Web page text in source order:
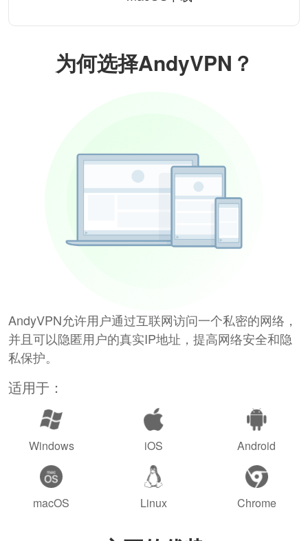
为何选择AndyVPN？
AndyVPN允许用户通过互联网访问一个私密的网络，
并且可以隐匿用户的真实IP地址，提高网络安全和隐
私保护。
适用于：
Windows iOS Android
macOS Linux Chrome